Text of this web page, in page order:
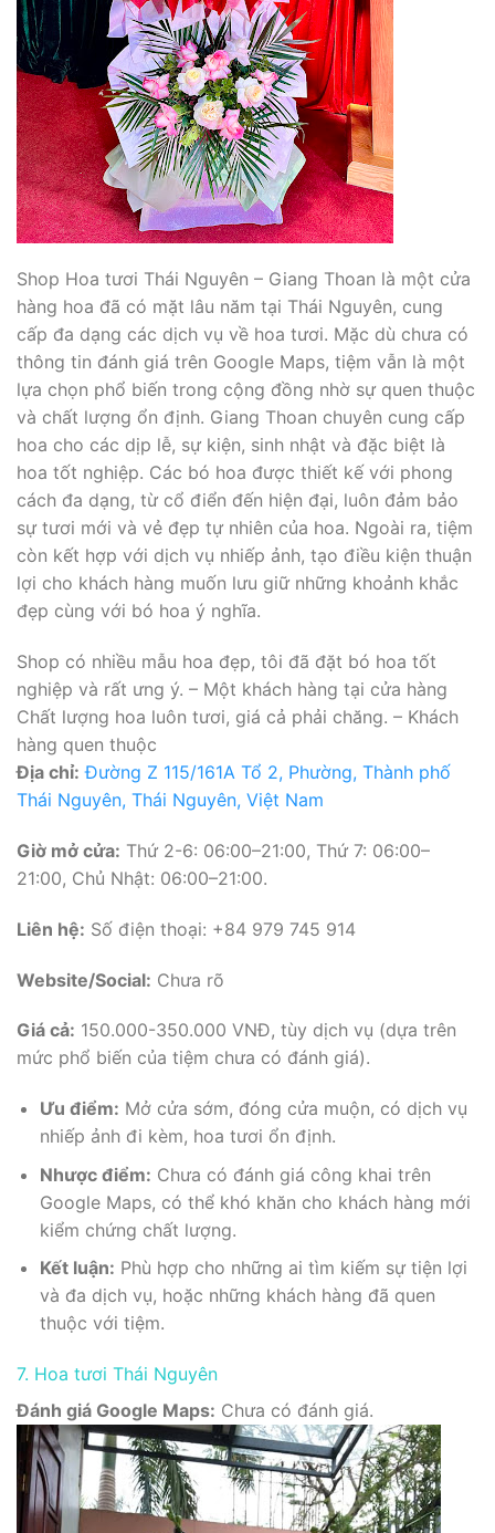
Shop Hoa tươi Thái Nguyên – Giang Thoan là một cửa
hàng hoa đã có mặt lâu năm tại Thái Nguyên, cung
cấp đa dạng các dịch vụ về hoa tươi. Mặc dù chưa có
thông tin đánh giá trên Google Maps, tiệm vẫn là một
lựa chọn phổ biến trong cộng đồng nhờ sự quen thuộc
và chất lượng ổn định. Giang Thoan chuyên cung cấp
hoa cho các dịp lễ, sự kiện, sinh nhật và đặc biệt là
hoa tốt nghiệp. Các bó hoa được thiết kế với phong
cách đa dạng, từ cổ điển đến hiện đại, luôn đảm bảo
sự tươi mới và vẻ đẹp tự nhiên của hoa. Ngoài ra, tiệm
còn kết hợp với dịch vụ nhiếp ảnh, tạo điều kiện thuận
lợi cho khách hàng muốn lưu giữ những khoảnh khắc
đẹp cùng với bó hoa ý nghĩa.
Shop có nhiều mẫu hoa đẹp, tôi đã đặt bó hoa tốt
nghiệp và rất ưng ý. – Một khách hàng tại cửa hàng
Chất lượng hoa luôn tươi, giá cả phải chăng. – Khách
hàng quen thuộc
Địa chỉ: Đường Z 115/161A Tổ 2, Phường, Thành phố
Thái Nguyên, Thái Nguyên, Việt Nam
Giờ mở cửa: Thứ 2-6: 06:00–21:00, Thứ 7: 06:00–
21:00, Chủ Nhật: 06:00–21:00.
Liên hệ: Số điện thoại: +84 979 745 914
Website/Social: Chưa rõ
Giá cả: 150.000-350.000 VNĐ, tùy dịch vụ (dựa trên
mức phổ biến của tiệm chưa có đánh giá).
Ưu điểm: Mở cửa sớm, đóng cửa muộn, có dịch vụ
nhiếp ảnh đi kèm, hoa tươi ổn định.
Nhược điểm: Chưa có đánh giá công khai trên
Google Maps, có thể khó khăn cho khách hàng mới
kiểm chứng chất lượng.
Kết luận: Phù hợp cho những ai tìm kiếm sự tiện lợi
và đa dịch vụ, hoặc những khách hàng đã quen
thuộc với tiệm.
7. Hoa tươi Thái Nguyên
Đánh giá Google Maps: Chưa có đánh giá.